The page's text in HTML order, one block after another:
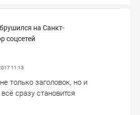
на Санкт-
соцсетей
11:13
только заголовок, но и
сразу становится